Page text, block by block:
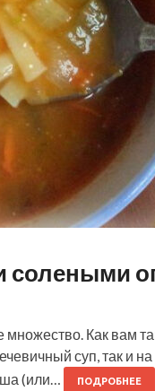
солеными
Как вам
суп, так и
(или…
ПОДРОБНЕЕ